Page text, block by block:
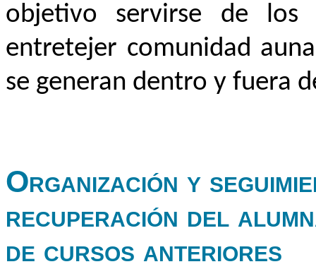
objetivo servirse de los
entretejer comunidad
se generan dentro y fuera
Organización y
recuperación del
de cursos anteriores